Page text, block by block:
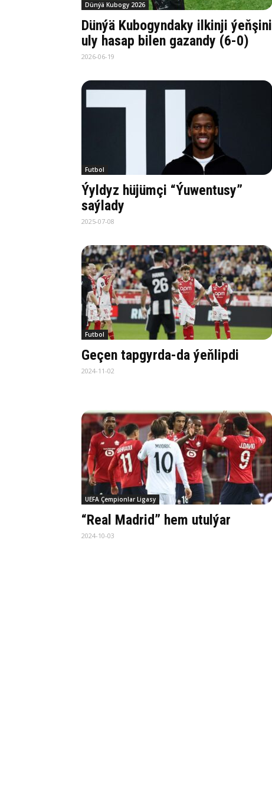
Dünýä Kubogy 2026
Dünýä Kubogyndaky ilkinji ýeňşini
uly hasap bilen gazandy (6-0)
2026-06-19
Futbol
Ýyldyz hüjümçi “Ýuwentusy”
saýlady
2025-07-08
Futbol
Geçen tapgyrda-da ýeňlipdi
2024-11-02
UEFA Çempionlar Ligasy
“Real Madrid” hem utulýar
2024-10-03